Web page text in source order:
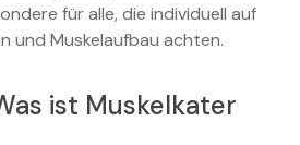
für alle, die individuell auf
und Muskelaufbau achten.
ist Muskelkater